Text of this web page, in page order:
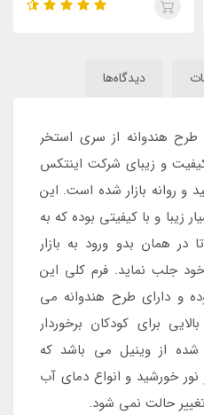
دیدگاه‌ها
طرح هندوانه از سری استخر
و زیبای شرکت اینتکس
که در سال 2019 تولید و روانه بازار شده است. این
زیبا و با کیفیتی بوده که به
همان بدو ورود به بازار
خود جلب نماید. فرم کلی این
و دارای طرح هندوانه می
برای کودکان برخوردار
از وینیل می باشد که
نور خورشید و انواع دمای آب
حالت نمی شود.